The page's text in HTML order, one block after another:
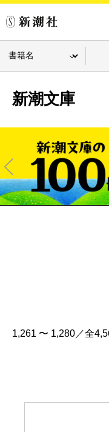
新潮文庫
Pre
v
1,261 〜 1,280／全